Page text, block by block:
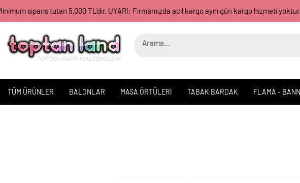
sipariş tutarı 5.000 TL'dir. UYARI: Firmamızda acil kargo aynı gün kargo hizmeti
TOPTAN PARTİ MALZEMELERİ
TÜM ÜRÜNLER BALONLAR MASA ÖRTÜLERİ TABAK BARDAK FLAMA -